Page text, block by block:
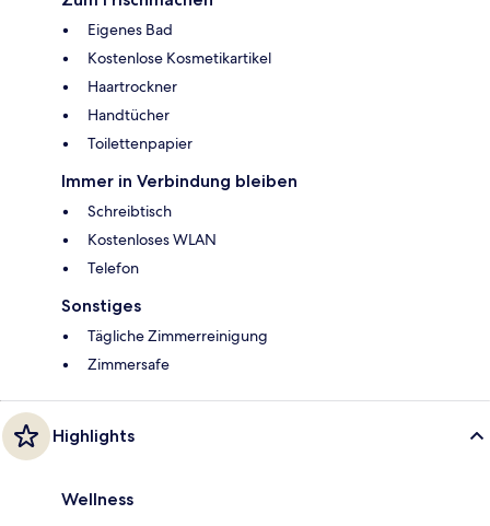
Eigenes Bad
Kostenlose Kosmetikartikel
Haartrockner
Handtücher
Toilettenpapier
Immer in Verbindung bleiben
Schreibtisch
Kostenloses WLAN
Telefon
Sonstiges
Tägliche Zimmerreinigung
Zimmersafe
Highlights
Wellness